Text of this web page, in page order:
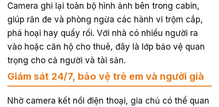
Camera ghi lại toàn bộ hình ảnh bên trong cabin,
giúp răn đe và phòng ngừa các hành vi trộm cắp,
phá hoại hay quấy rối. Với nhà có nhiều người ra
vào hoặc căn hộ cho thuê, đây là lớp bảo vệ quan
trọng cho cả người và tài sản.
Giám sát 24/7, bảo vệ trẻ em và người già
Nhờ camera kết nối điện thoại, gia chủ có thể quan